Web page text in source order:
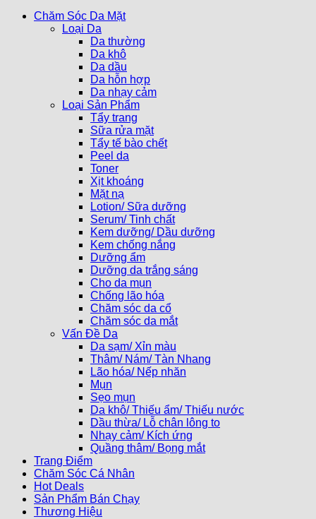
Chăm Sóc Da Mặt
Loại Da
Da thường
Da khô
Da dầu
Da hỗn hợp
Da nhạy cảm
Loại Sản Phẩm
Tẩy trang
Sữa rửa mặt
Tẩy tế bào chết
Peel da
Toner
Xịt khoáng
Mặt nạ
Lotion/ Sữa dưỡng
Serum/ Tinh chất
Kem dưỡng/ Dầu dưỡng
Kem chống nắng
Dưỡng ẩm
Dưỡng da trắng sáng
Cho da mụn
Chống lão hóa
Chăm sóc da cổ
Chăm sóc da mắt
Vấn Đề Da
Da sạm/ Xỉn màu
Thâm/ Nám/ Tàn Nhang
Lão hóa/ Nếp nhăn
Mụn
Sẹo mụn
Da khô/ Thiếu ẩm/ Thiếu nước
Dầu thừa/ Lỗ chân lông to
Nhạy cảm/ Kích ứng
Quầng thâm/ Bọng mắt
Trang Điểm
Chăm Sóc Cá Nhân
Hot Deals
Sản Phẩm Bán Chạy
Thương Hiệu